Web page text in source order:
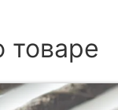
товаре